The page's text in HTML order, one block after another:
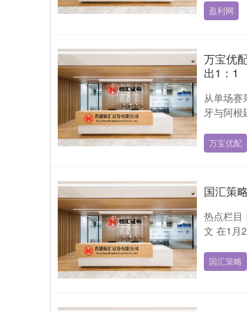
盈利网
万宝优
出1：1
从单场赛
牙与阿根
万宝优配
国汇策
热点栏目
文 在1月
国汇策略